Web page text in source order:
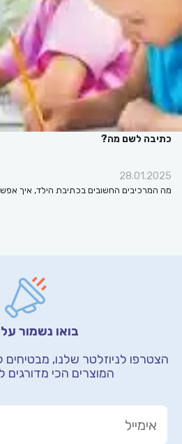
כתיבה לשם מה?
28.01.2025
מה המרכיבים החשובים בכתיבת הילד, איך
בואו נשמור
הצטרפו לניוזלטר שלנו, מבטיחים
המוצרים הכי מדורגים